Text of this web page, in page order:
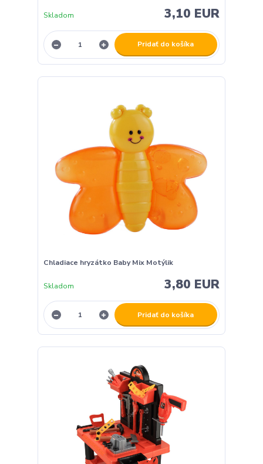
3,10 EUR
Skladom
Pridať do košíka
Chladiace hryzátko Baby Mix Motýlik
3,80 EUR
Skladom
Pridať do košíka